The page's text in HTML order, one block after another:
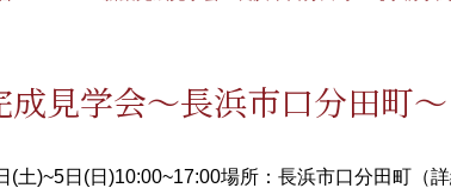
成見学会～長浜市口分田町～
(土)~5日(日)10:00~17:00場所：長浜市口分田町（